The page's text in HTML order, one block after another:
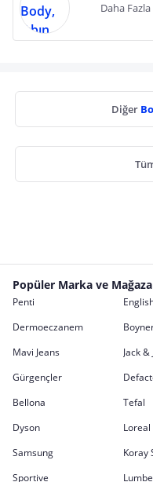
Daha Fazla
Diğer
Popüler Marka ve
Penti
Dermoeczanem
Mavi Jeans
Jack &
Gürgençler
Bellona
Tefal
Dyson
Samsung
Koray
Sportive